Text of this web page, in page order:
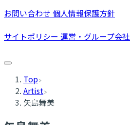
お問い合わせ 個人情報保護方針
サイトポリシー 運営・グループ会社
Top
Artist
矢島舞美